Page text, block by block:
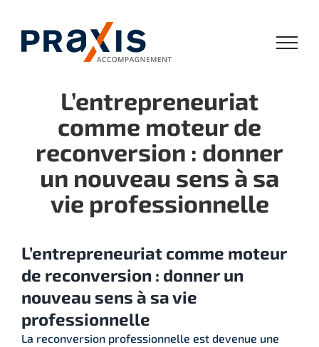
contenu
L’entrepreneuriat
comme moteur de
reconversion : donner
un nouveau sens à sa
vie professionnelle
L’entrepreneuriat comme moteur
de reconversion : donner un
nouveau sens à sa vie
professionnelle
La reconversion professionnelle est devenue une